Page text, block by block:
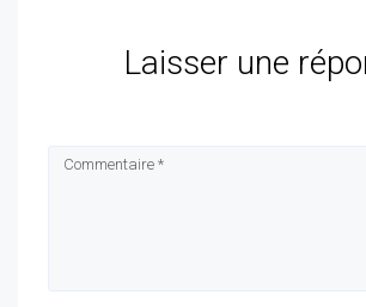
Laisser une